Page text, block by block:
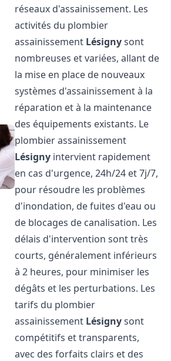
réseaux d'assainissement. Les
activités du plombier
assainissement Lésignysont
nombreuses et variées, allant de
la mise en place de nouveaux
systèmes d'assainissement à la
réparation et à la maintenance
des équipements existants. Le
plombier assainissement
Lésigny intervient rapidement
en cas d'urgence, 24h/24 et 7j/7,
pour résoudre les problèmes
d'inondation, de fuites d'eau ou
de blocages de canalisation. Les
délais d'intervention sont très
courts, généralement inférieurs
à 2 heures, pour minimiser les
dégâts et les perturbations. Les
tarifs du plombier
assainissement Lésignysont
compétitifs et transparents,
avec des forfaits clairs et des